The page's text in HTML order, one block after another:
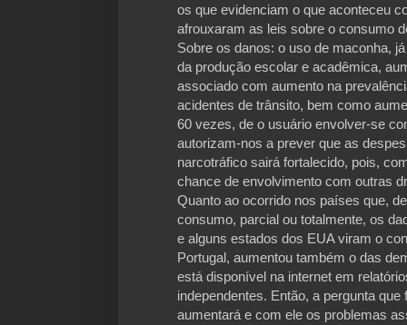
os que evidenciam o que aconteceu
afrouxaram as leis sobre o consumo
Sobre os danos: o uso de maconha,
da produção escolar e acadêmica,
associado com aumento na
acidentes de trânsito, bem como
60 vezes, de o usuário envolver-se
autorizam-nos a prever que as
narcotráfico sairá fortalecido, pois,
chance de envolvimento com outras
Quanto ao ocorrido nos países que,
consumo, parcial ou totalmente, os
e alguns estados dos EUA viram o
Portugal, aumentou também o das
está disponível na internet em
independentes. Então, a pergunta
aumentará e com ele os problemas